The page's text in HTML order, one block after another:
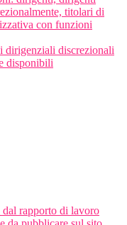
titolari di
con funzioni
dirigenziali discrezionali
disponibili
rapporto di lavoro